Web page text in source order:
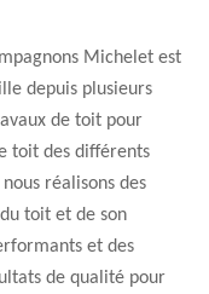
Michelet est
depuis plusieurs
de toit pour
toit des différents
réalisons des
toit et de son
et des
de qualité pour